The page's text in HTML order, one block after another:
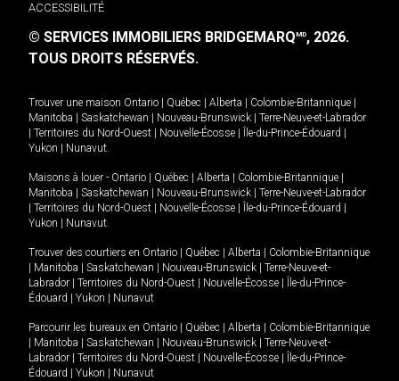
ACCESSIBILITÉ
© SERVICES IMMOBILIERS BRIDGEMARQMD, 2026.
TOUS DROITS RÉSERVÉS.
Trouver une maison Ontario Québec Alberta Colombie-Britannique
Manitoba
Saskatchewan Nouveau-Brunswick
Terre-Neuve-et-Labrador
Territoires du Nord-Ouest Nouvelle-Écosse Île-du-Prince-Édouard
Yukon
Nunavut.
Maisons à louer - Ontario Québec Alberta Colombie-Britannique
Manitoba
Saskatchewan Nouveau-Brunswick
Terre-Neuve-et-Labrador
Territoires du Nord-Ouest Nouvelle-Écosse Île-du-Prince-Édouard
Yukon
Nunavut.
Trouver des courtiers en Ontario Québec Alberta
Colombie-Britannique
Manitoba Saskatchewan Nouveau-Brunswick
Terre-Neuve-et-
Labrador
Territoires du Nord-Ouest Nouvelle-Écosse
Île-du-Prince-
Édouard
Yukon Nunavut
Parcourir les bureaux en Ontario Québec Alberta
Colombie-Britannique
Manitoba Saskatchewan Nouveau-Brunswick
Terre-Neuve-et-
Labrador
Territoires du Nord-Ouest Nouvelle-Écosse
Île-du-Prince-
Édouard
Yukon Nunavut